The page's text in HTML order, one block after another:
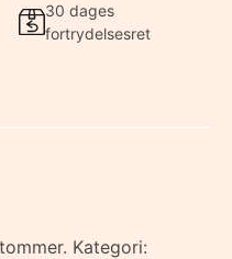
30 dages
fortrydelsesret
Kategori: